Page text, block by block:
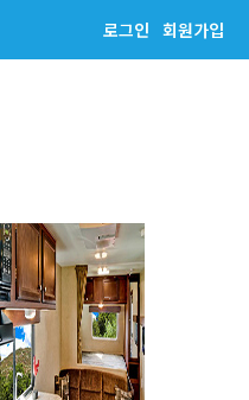
로그인 회원가입